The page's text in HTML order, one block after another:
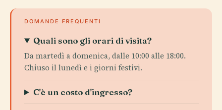
DOMANDE FREQUENTI
Quali sono gli orari di visita?
Da martedì a domenica, dalle 10:00 alle 18:00.
Chiuso il lunedì e i giorni festivi.
C'è un costo d'ingresso?